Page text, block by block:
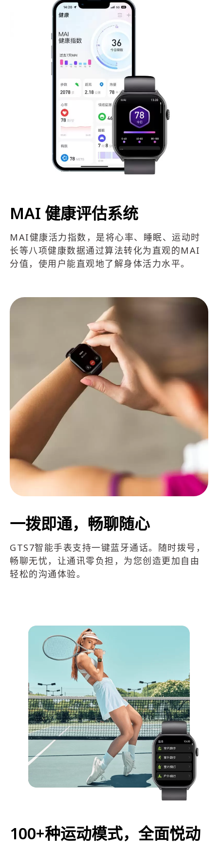
MAI 健康评估系统
MAI健康活力指数，是将心率、睡眠、运动时
长等八项健康数据通过算法转化为直观的MAI
分值，使用户能直观地了解身体活力水平。
一拨即通，畅聊随心
GTS7智能手表支持一键蓝牙通话。随时拨号，
畅聊无忧，让通讯零负担，为您创造更加自由
轻松的沟通体验。
100+种运动模式，全面悦动